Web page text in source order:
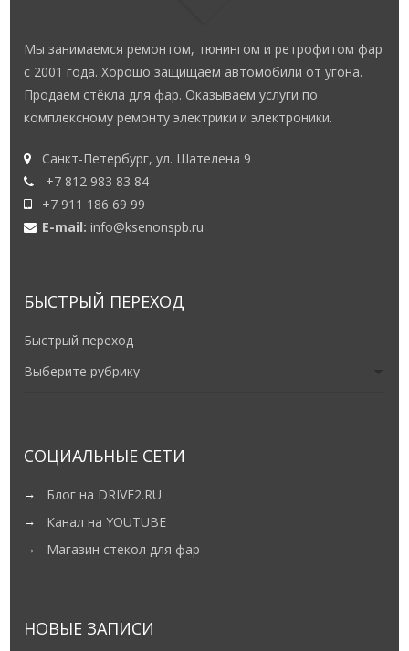
Мы занимаемся ремонтом, тюнингом и ретрофитом фар
с 2001 года. Хорошо защищаем автомобили от угона.
Продаем стёкла для фар. Оказываем услуги по
комплексному ремонту электрики и электроники.
Санкт-Петербург, ул. Шателена 9
+7 812 983 83 84
+7 911 186 69 99
E-mail:info@ksenonspb.ru
БЫСТРЫЙ ПЕРЕХОД
Быстрый переход
СОЦИАЛЬНЫЕ СЕТИ
Блог на DRIVE2.RU
Канал на YOUTUBE
Магазин стекол для фар
НОВЫЕ ЗАПИСИ